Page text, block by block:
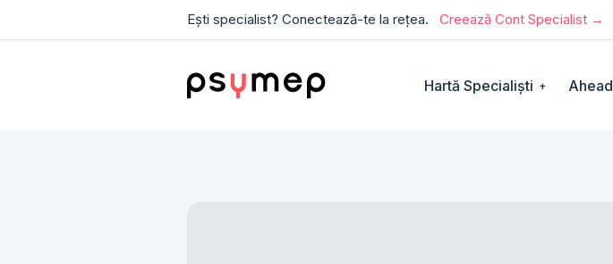
Ești specialist? Conectează-te la rețea. Creează Cont Specialist →
Hartă Specialiști + Ahead